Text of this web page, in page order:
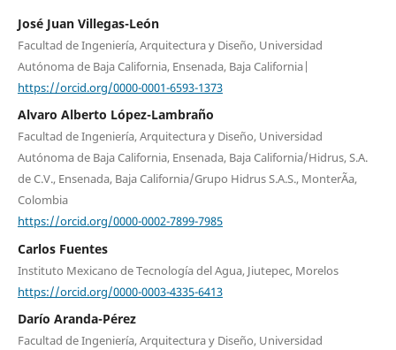
José Juan Villegas-León
Facultad de Ingeniería, Arquitectura y Diseño, Universidad
Autónoma de Baja California, Ensenada, Baja California|
https://orcid.org/0000-0001-6593-1373
Alvaro Alberto López-Lambraño
Facultad de Ingeniería, Arquitectura y Diseño, Universidad
Autónoma de Baja California, Ensenada, Baja California/Hidrus, S.A.
de C.V., Ensenada, Baja California/Grupo Hidrus S.A.S., MonterÃ­a,
Colombia
https://orcid.org/0000-0002-7899-7985
Carlos Fuentes
Instituto Mexicano de Tecnología del Agua, Jiutepec, Morelos
https://orcid.org/0000-0003-4335-6413
Darío Aranda-Pérez
Facultad de Ingeniería, Arquitectura y Diseño, Universidad